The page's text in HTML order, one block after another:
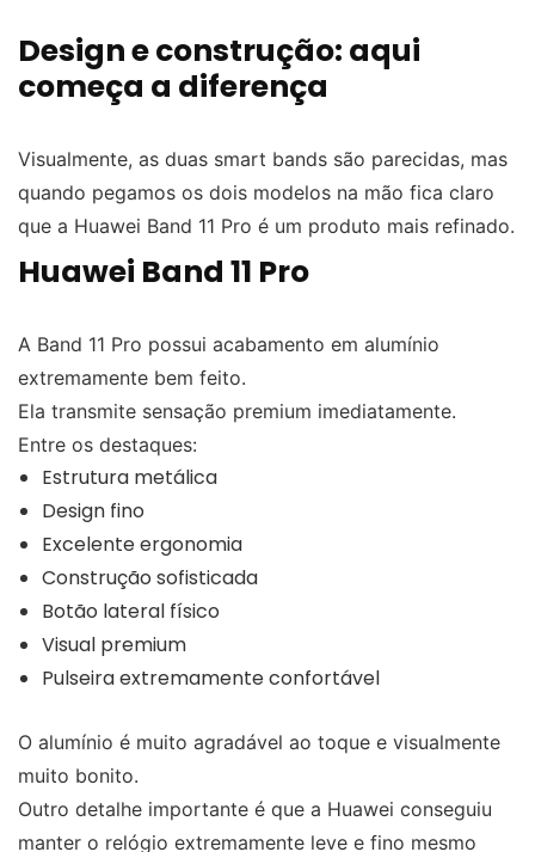
Design e construção: aqui
começa a diferença
Visualmente, as duas smart bands são parecidas, mas
quando pegamos os dois modelos na mão fica claro
que a Huawei Band 11 Pro é um produto mais refinado.
Huawei Band 11 Pro
A Band 11 Pro possui acabamento em alumínio
extremamente bem feito.
Ela transmite sensação premium imediatamente.
Entre os destaques:
Estrutura metálica
Design fino
Excelente ergonomia
Construção sofisticada
Botão lateral físico
Visual premium
Pulseira extremamente confortável
O alumínio é muito agradável ao toque e visualmente
muito bonito.
Outro detalhe importante é que a Huawei conseguiu
manter o relógio extremamente leve e fino mesmo